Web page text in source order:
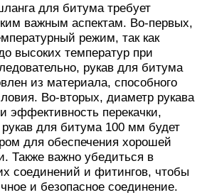
для битума требует
важным аспектам. Во-первых,
режим, так как
высоких температур при
рукав для битума
из материала, способного
Во-вторых, диаметр рукава
эффективность перекачки,
для битума 100 мм будет
для обеспечения хорошей
Также важно убедиться в
соединений и фитингов, чтобы
и безопасное соединение.